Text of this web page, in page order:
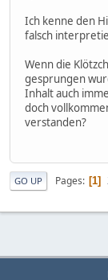
Ich kenne den
falsch
Wenn die
gesprungen
Inhalt auch
doch
verstanden?
GO UP Pages 1